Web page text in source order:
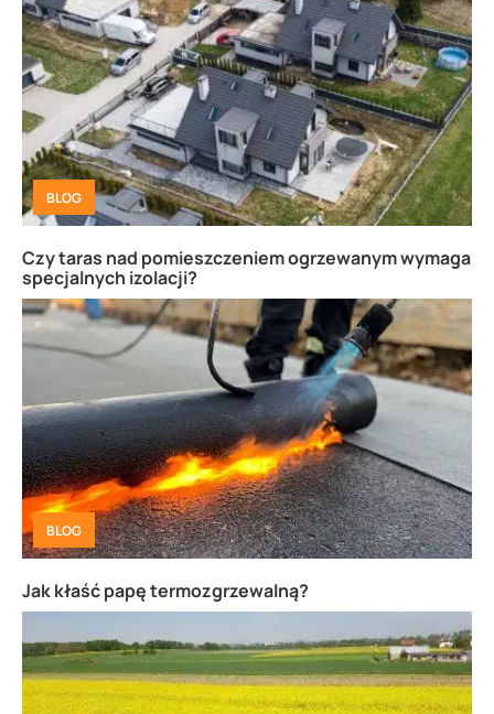
BLOG
Czy taras nad pomieszczeniem ogrzewanym wymaga
specjalnych izolacji?
BLOG
Jak kłaść papę termozgrzewalną?